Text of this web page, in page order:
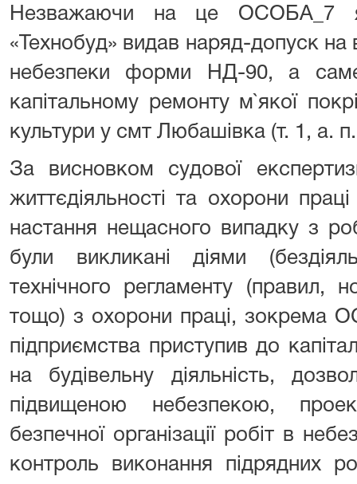
Незважаючи на це ОСОБА_7
«Технобуд» видав наряд-допуск на
небезпеки форми НД-90, а
капітальному ремонту м`якої
культури у смт Любашівка (т. 1, а.
За висновком судової
життєдіяльності та охорони
настання нещасного випадку з
були викликані діями
технічного регламенту (правил,
тощо) з охорони праці, зокрема
підприємства приступив до
на будівельну діяльність,
підвищеною небезпекою,
безпечної організації робіт в
контроль виконання підрядних